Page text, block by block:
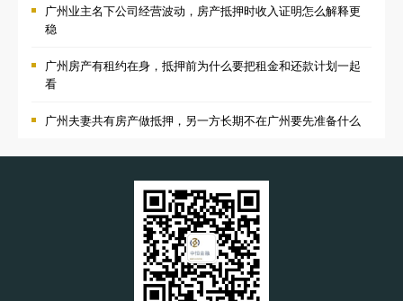
广州业主名下公司经营波动，房产抵押时收入证明怎么解释更
稳
广州房产有租约在身，抵押前为什么要把租金和还款计划一起
看
广州夫妻共有房产做抵押，另一方长期不在广州要先准备什么